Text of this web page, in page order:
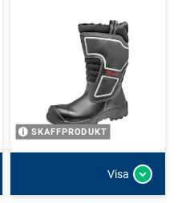
SKAFFPRODUKT
Visa